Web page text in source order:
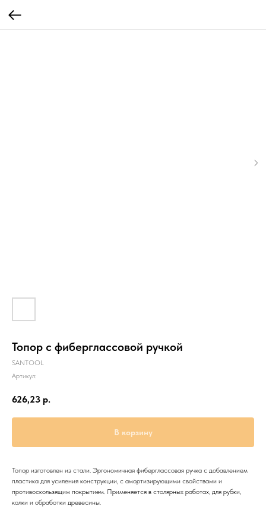
Топор с фиберглассовой ручкой
SANTOOL
Артикул:
626,23 р.
В корзину
Топор изготовлен из стали. Эргономичная фиберглассовая ручка с добавлением
пластика для усиления конструкции, с амортизирующими свойствами и
противоскользящим покрытием. Применяется в столярных работах, для рубки,
колки и обработки древесины.